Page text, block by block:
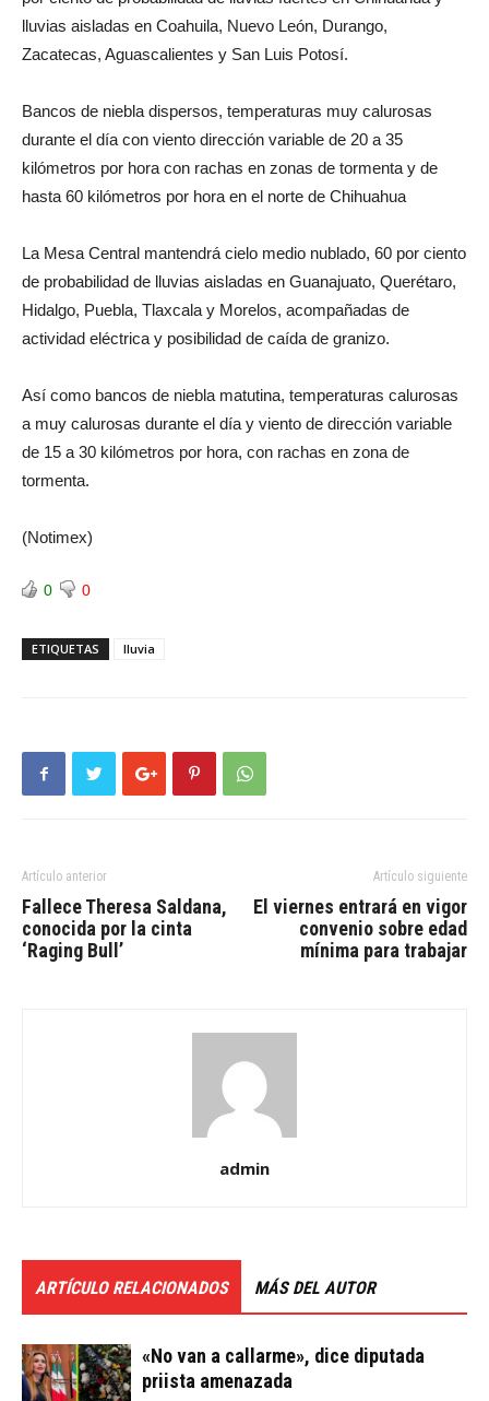
lluvias aisladas en Coahuila, Nuevo León, Durango,
Zacatecas, Aguascalientes y San Luis Potosí.
Bancos de niebla dispersos, temperaturas muy calurosas
durante el día con viento dirección variable de 20 a 35
kilómetros por hora con rachas en zonas de tormenta y de
hasta 60 kilómetros por hora en el norte de Chihuahua
La Mesa Central mantendrá cielo medio nublado, 60 por ciento
de probabilidad de lluvias aisladas en Guanajuato, Querétaro,
Hidalgo, Puebla, Tlaxcala y Morelos, acompañadas de
actividad eléctrica y posibilidad de caída de granizo.
Así como bancos de niebla matutina, temperaturas calurosas
a muy calurosas durante el día y viento de dirección variable
de 15 a 30 kilómetros por hora, con rachas en zona de
tormenta.
(Notimex)
0 0
ETIQUETAS lluvia
Artículo anterior
Fallece Theresa Saldana,
conocida por la cinta
‘Raging Bull’
Artículo siguiente
El viernes entrará en vigor
convenio sobre edad
mínima para trabajar
admin
ARTÍCULO RELACIONADOS MÁS DEL AUTOR
«No van a callarme», dice diputada
priista amenazada